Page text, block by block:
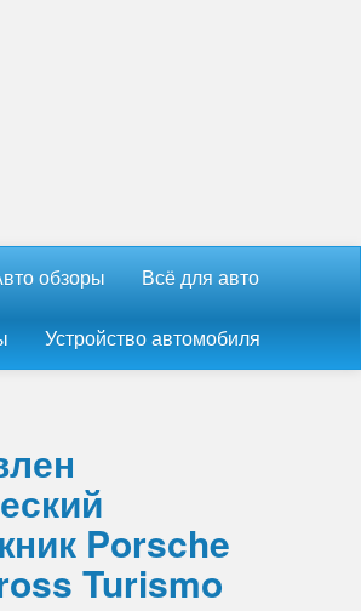
обзоры Всё для авто
Устройство автомобиля
Porsche
Turismo